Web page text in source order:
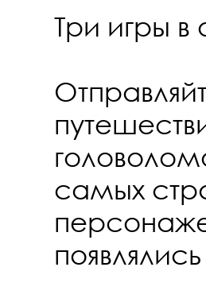
Три игры
самых